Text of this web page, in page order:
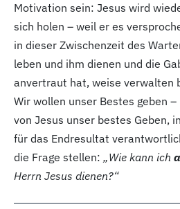
Motivation sein: Jesus wird
sich holen – weil er es
in dieser Zwischenzeit des
leben und ihm dienen und die
anvertraut hat, weise verwalten
Wir wollen unser Bestes geben
von Jesus unser bestes Geben,
für das Endresultat
die Frage stellen: „Wie kann ich
Herrn Jesus dienen?“